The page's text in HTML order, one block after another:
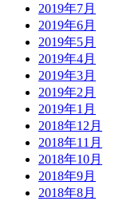
2019年7月
2019年6月
2019年5月
2019年4月
2019年3月
2019年2月
2019年1月
2018年12月
2018年11月
2018年10月
2018年9月
2018年8月